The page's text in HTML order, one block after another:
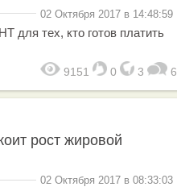
02 Октября 2017 в 14:48:59
для тех, кто готов платить
9151 0 3 6
рост жировой
02 Октября 2017 в 08:33:03